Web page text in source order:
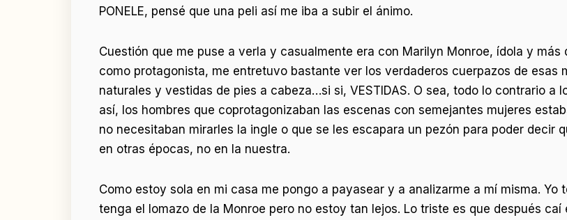
PONELE, pensé que una peli así me iba a subir el ánimo.
Cuestión que me puse a verla y casualmente era con Marilyn Monroe, ídola y
como protagonista, me entretuvo bastante ver los verdaderos cuerpazos de esas
naturales y vestidas de pies a cabeza…si si, VESTIDAS. O sea, todo lo contrario a
así, los hombres que coprotagonizaban las escenas con semejantes mujeres
no necesitaban mirarles la ingle o que se les escapara un pezón para poder decir
en otras épocas, no en la nuestra.
Como estoy sola en mi casa me pongo a payasear y a analizarme a mí misma.
tenga el lomazo de la Monroe pero no estoy tan lejos. Lo triste es que después caí